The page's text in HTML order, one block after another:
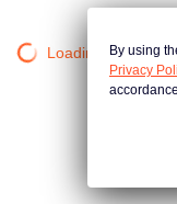
Loading…By using
Privacy